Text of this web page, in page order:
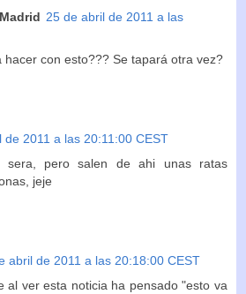
25 de abril de 2011 a las
hacer con esto??? Se tapará otra vez?
de 2011 a las 20:11:00 CEST
pero salen de ahi unas ratas
jeje
abril de 2011 a las 20:18:00 CEST
al ver esta noticia ha pensado "esto va